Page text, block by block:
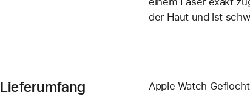
der Haut und ist
Lieferumfang Apple Watch